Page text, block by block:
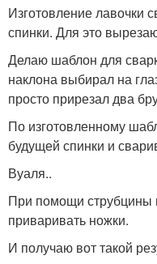
Изготовление лавочки
спинки. Для это
Делаю шаблон для
наклона выбирал на
просто прирезал два
По изготовленному
будущей спинки и
Вуаля..
При помощи струбцины
приваривать ножки.
И получаю вот такой